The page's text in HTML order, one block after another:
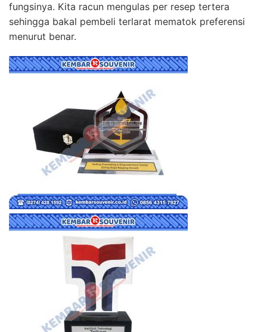
fungsinya. Kita racun mengulas per resep tertera
sehingga bakal pembeli terlarat mematok preferensi
menurut benar.